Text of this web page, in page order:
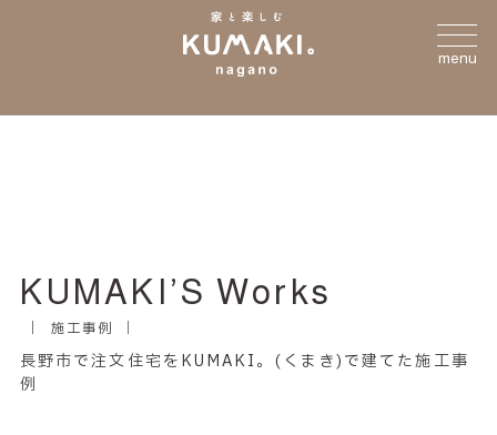
menu
KUMAKI’S Works
施工事例
長野市で注文住宅をKUMAKI。(くまき)で建てた施工事
例